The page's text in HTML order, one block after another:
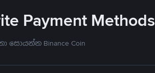
Payment Methods
Binance Coin